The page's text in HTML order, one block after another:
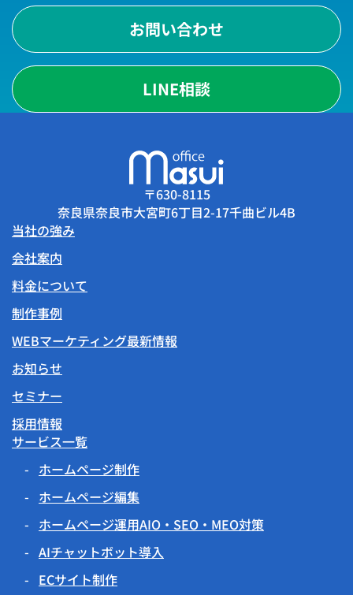
お問い合わせ
LINE相談
〒630-8115
奈良県奈良市大宮町6丁目2-17千曲ビル4B
当社の強み
会社案内
料金について
制作事例
WEBマーケティング最新情報
お知らせ
セミナー
採用情報
サービス一覧
ホームページ制作
ホームページ編集
ホームページ運用AIO・SEO・MEO対策
AIチャットボット導入
ECサイト制作